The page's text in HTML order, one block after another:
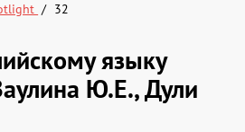
32
языку
Ю.Е., Дули